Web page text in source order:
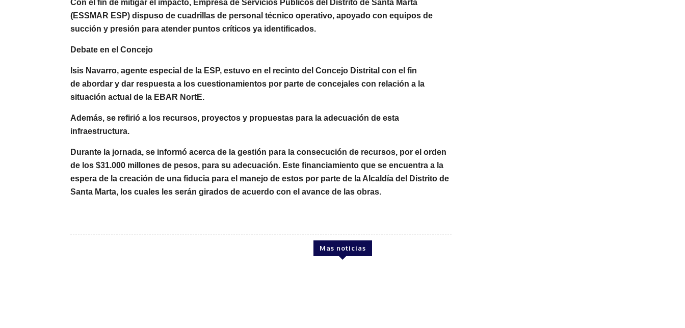
Con el fin de mitigar el impacto, Empresa de Servicios Públicos del Distrito de Santa Marta
(ESSMAR ESP) dispuso de cuadrillas de personal técnico operativo, apoyado con equipos de
succión y presión para atender puntos críticos ya identificados.
Debate en el Concejo
Isis Navarro, agente especial de la ESP, estuvo en el recinto del Concejo Distrital con el fin
de abordar y dar respuesta a los cuestionamientos por parte de concejales con relación a la
situación actual de la EBAR NortE.
Además, se refirió a los recursos, proyectos y propuestas para la adecuación de esta
infraestructura.
Durante la jornada, se informó acerca de la gestión para la consecución de recursos, por el orden
de los $31.000 millones de pesos, para su adecuación. Este financiamiento que se encuentra a la
espera de la creación de una fiducia para el manejo de estos por parte de la Alcaldía del Distrito de
Santa Marta, los cuales les serán girados de acuerdo con el avance de las obras.
Mas noticias